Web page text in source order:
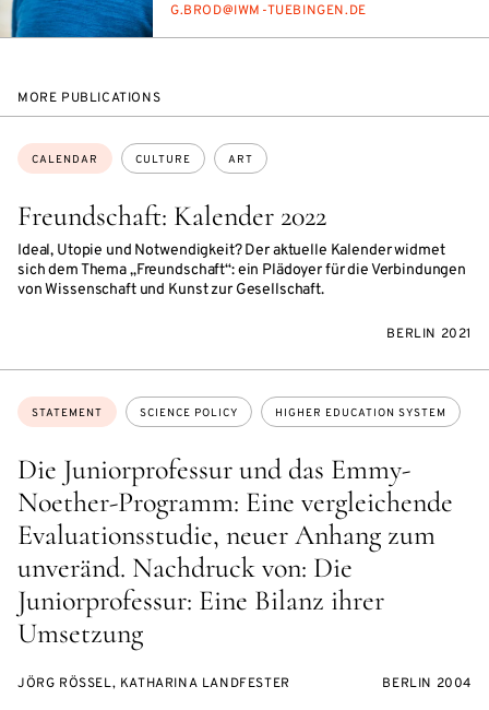
E-
G.BROD@IWM-TUE­BIN­GEN.DE
MORE PUBLICATIONS
Freundschaft: Kalender 2022
Ideal, Utopie und Notwendigkeit? Der aktuelle Kalender widmet
sich dem Thema „Freundschaft“: ein Plädoyer für die Verbindungen
von Wissenschaft und Kunst zur Gesellschaft.
Topics:
CALENDAR CULTURE ART
BERLIN 2021
Die Juniorprofessur und das Emmy-
Noether-Programm: Eine vergleichende
Evaluationsstudie, neuer Anhang zum
unveränd. Nachdruck von: Die
Juniorprofessur: Eine Bilanz ihrer
Umsetzung
Topics:
STATEMENT SCIENCE POLICY HIGHER EDUCATION SYSTEM
JÖRG RÖSSEL, KATHARINA LANDFESTER BERLIN 2004